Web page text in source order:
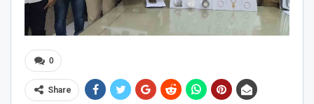
0
Share